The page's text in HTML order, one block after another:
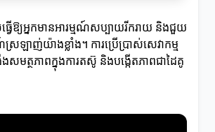
វើឱ្យអ្នកមានអារម្មណ៍សប្បាយរីករាយ និងជួយ
រឡាញ់យ៉ាងខ្លាំង។ ការប្រើប្រាស់សេវាកម្ម
សមត្ថភាពក្នុងការតស៊ូ និងបង្កើតភាពជាដៃគូ